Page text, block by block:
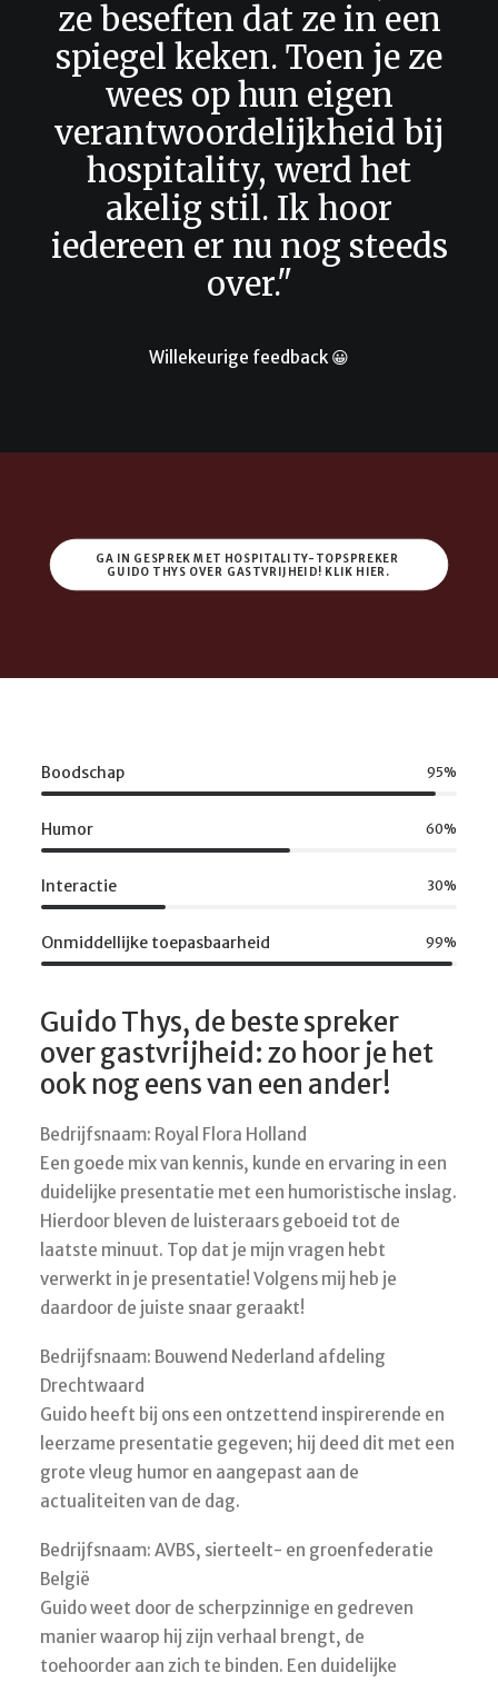
ze beseften dat ze in een
spiegel keken. Toen je ze
wees op hun eigen
verantwoordelijkheid bij
hospitality, werd het
akelig stil. Ik hoor
iedereen er nu nog steeds
over."
Willekeurige feedback 😀
GA IN GESPREK MET HOSPITALITY-TOPSPREKER
GUIDO THYS OVER GASTVRIJHEID! KLIK HIER.
Boodschap 95%
Humor 60%
Interactie 30%
Onmiddellijke toepasbaarheid 99%
Guido Thys, de beste spreker
over gastvrijheid: zo hoor je het
ook nog eens van een ander!
Bedrijfsnaam: Royal Flora Holland
Een goede mix van kennis, kunde en ervaring in een
duidelijke presentatie met een humoristische inslag.
Hierdoor bleven de luisteraars geboeid tot de
laatste minuut. Top dat je mijn vragen hebt
verwerkt in je presentatie! Volgens mij heb je
daardoor de juiste snaar geraakt!
Bedrijfsnaam: Bouwend Nederland afdeling
Drechtwaard
Guido heeft bij ons een ontzettend inspirerende en
leerzame presentatie gegeven; hij deed dit met een
grote vleug humor en aangepast aan de
actualiteiten van de dag.
Bedrijfsnaam: AVBS, sierteelt- en groenfederatie
België
Guido weet door de scherpzinnige en gedreven
manier waarop hij zijn verhaal brengt, de
toehoorder aan zich te binden. Een duidelijke